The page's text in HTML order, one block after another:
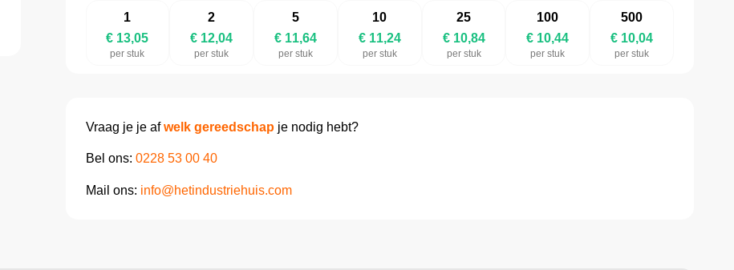
1
€ 13,05
per stuk
2
€ 12,04
per stuk
5
€ 11,64
per stuk
10
€ 11,24
per stuk
25
€ 10,84
per stuk
100
€ 10,44
per stuk
500
€ 10,04
per stuk
Vraag je je afwelk gereedschapje nodig hebt?
Bel ons: 0228 53 00 40
Mail ons: info@hetindustriehuis.com